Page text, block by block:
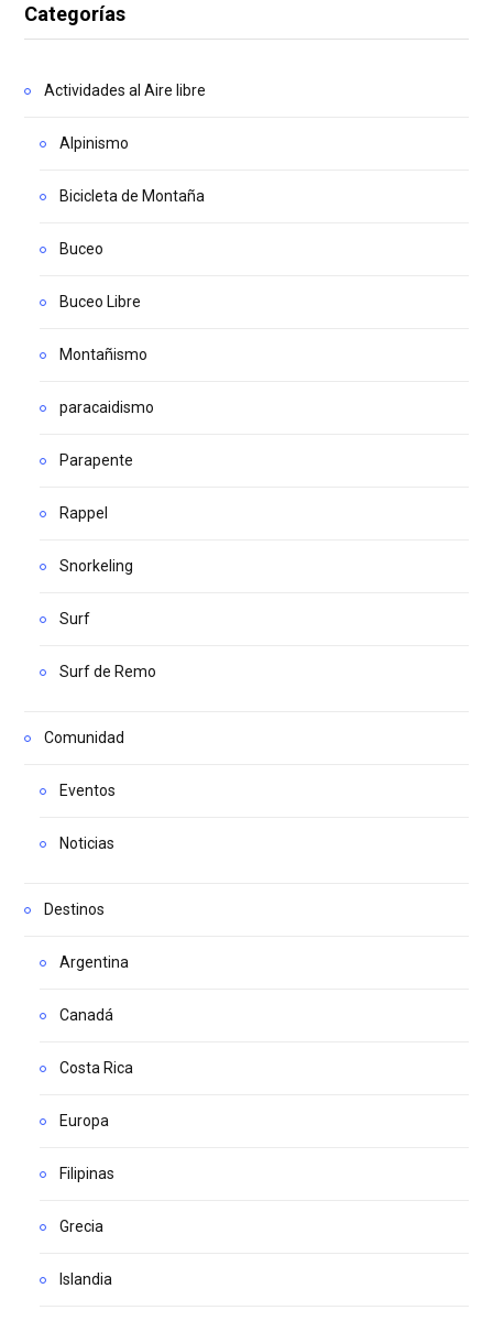
Categorías
Actividades al Aire libre
Alpinismo
Bicicleta de Montaña
Buceo
Buceo Libre
Montañismo
paracaidismo
Parapente
Rappel
Snorkeling
Surf
Surf de Remo
Comunidad
Eventos
Noticias
Destinos
Argentina
Canadá
Costa Rica
Europa
Filipinas
Grecia
Islandia